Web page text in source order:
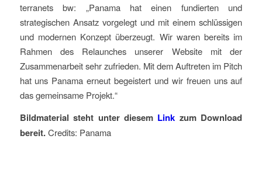
terranets bw: „Panama hat einen fundierten und
strategischen Ansatz vorgelegt und mit einem schlüssigen
und modernen Konzept überzeugt. Wir waren bereits im
Rahmen des Relaunches unserer Website mit der
Zusammenarbeit sehr zufrieden. Mit dem Auftreten im Pitch
hat uns Panama erneut begeistert und wir freuen uns auf
das gemeinsame Projekt.“
Bildmaterial steht unter diesem Link zum Download
bereit.Credits: Panama